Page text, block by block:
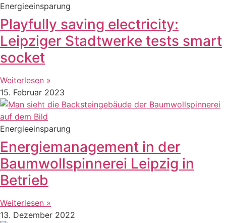
Energieeinsparung
Playfully saving electricity:
Leipziger Stadtwerke tests smart
socket
Weiterlesen »
15. Februar 2023
Energieeinsparung
Energiemanagement in der
Baumwollspinnerei Leipzig in
Betrieb
Weiterlesen »
13. Dezember 2022